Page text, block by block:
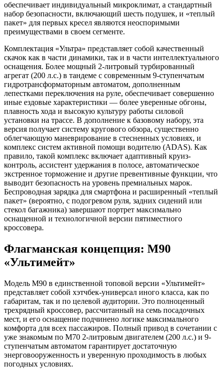
обеспечивает индивидуальный микроклимат, а стандартный
набор безопасности, включающий шесть подушек, и «теплый
пакет» для первых кресел являются неоспоримыми
преимуществами в своем сегменте.
Комплектация «Ультра» представляет собой качественный
скачок как в части динамики, так и в части интеллектуального
оснащения. Более мощный 2-литровый турбированный
агрегат (200 л.с.) в тандеме с современным 9-ступенчатым
гидротрансформаторным автоматом, дополненным
лепестками переключения на руле, обеспечивает совершенно
иные ездовые характеристики — более уверенные обгоны,
плавность хода и высокую культуру работы силовой
установки на трассе. В дополнение к базовому набору, эта
версия получает систему кругового обзора, существенно
облегчающую маневрирование в стесненных условиях, и
комплекс систем активной помощи водителю (ADAS). Как
правило, такой комплекс включает адаптивный круиз-
контроль, ассистент удержания в полосе, автоматическое
экстренное торможение и другие превентивные функции, что
выводит безопасность на уровень премиальных марок.
Беспроводная зарядка для смартфона и расширенный «теплый
пакет» (вероятно, с подогревом руля, задних сидений или
стекол багажника) завершают портрет максимально
оснащенной и технологичной версии пятиместного
кроссовера.
Флагманская концепция: M90
«Ультимейт»
Модель M90 в единственной топовой версии «Ультимейт»
представляет собой хэтчбек-универсал иного класса, как по
габаритам, так и по целевой аудитории. Это полноценный
трехрядный кроссовер, рассчитанный на семь посадочных
мест, и его оснащение подчинено логике максимального
комфорта для всех пассажиров. Полный привод в сочетании с
уже знакомым по M70 2-литровым двигателем (200 л.с.) и 9-
ступенчатым автоматом гарантирует достаточную
энерговооруженность и уверенную проходимость в любых
погодных условиях.